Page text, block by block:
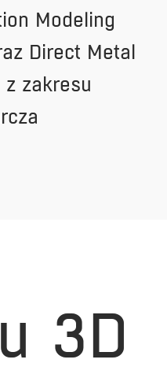
Modeling
Direct Metal
zakresu
3D